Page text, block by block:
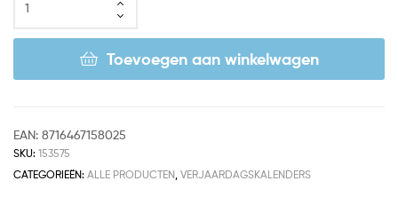
Toevoegen aan winkelwagen
EAN: 8716467158025
SKU: 153575
CATEGORIEËN: ALLE PRODUCTEN VERJAARDAGSKALENDERS